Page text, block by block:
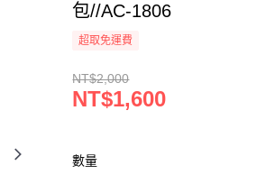
包//AC-1806
超取免運費
NT$2,000
NT$1,600
數量